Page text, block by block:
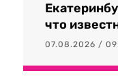
что
07.08.2026 /